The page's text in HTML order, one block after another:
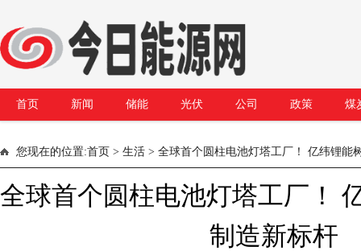
首页 新闻 储能 光伏 公司 政策 煤
您现在的位置:首页 > 生活 > 全球首个圆柱电池灯塔工厂！ 亿纬锂能
全球首个圆柱电池灯塔工厂！
制造新标杆